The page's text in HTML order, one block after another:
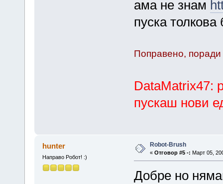
ама не знам
пуска толкова
Поправено,
DataMatrix47:
пускаш нови
hunter
Направо Робот! :)
Robot-Brush
« Отговор #5 -: Март 05,
Добре но